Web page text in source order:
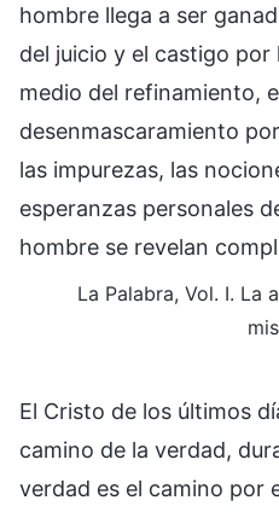
hombre llega a ser
del juicio y el castigo por
medio del refinamiento,
desenmascaramiento
las impurezas, las
esperanzas personales
hombre se revelan
La Palabra, Vol. I. La
El Cristo de los últimos
camino de la verdad,
verdad es el camino por